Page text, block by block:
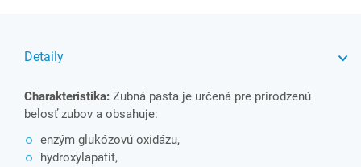
Detaily
Charakteristika: Zubná pasta je určená pre prirodzenú
belosť zubov a obsahuje:
enzým glukózovú oxidázu,
hydroxylapatit,